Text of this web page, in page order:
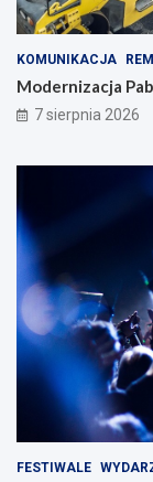
KOMUNIKACJA
Modernizacja
7 sierpnia 2026
FESTIWALE